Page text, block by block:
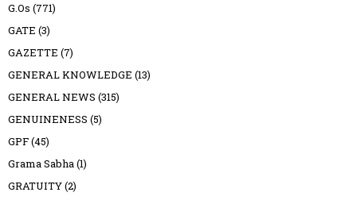
G.Os (771)
GATE (3)
GAZETTE (7)
GENERAL KNOWLEDGE (13)
GENERAL NEWS (315)
GENUINENESS (5)
GPF(45)
Grama Sabha(1)
GRATUITY(2)